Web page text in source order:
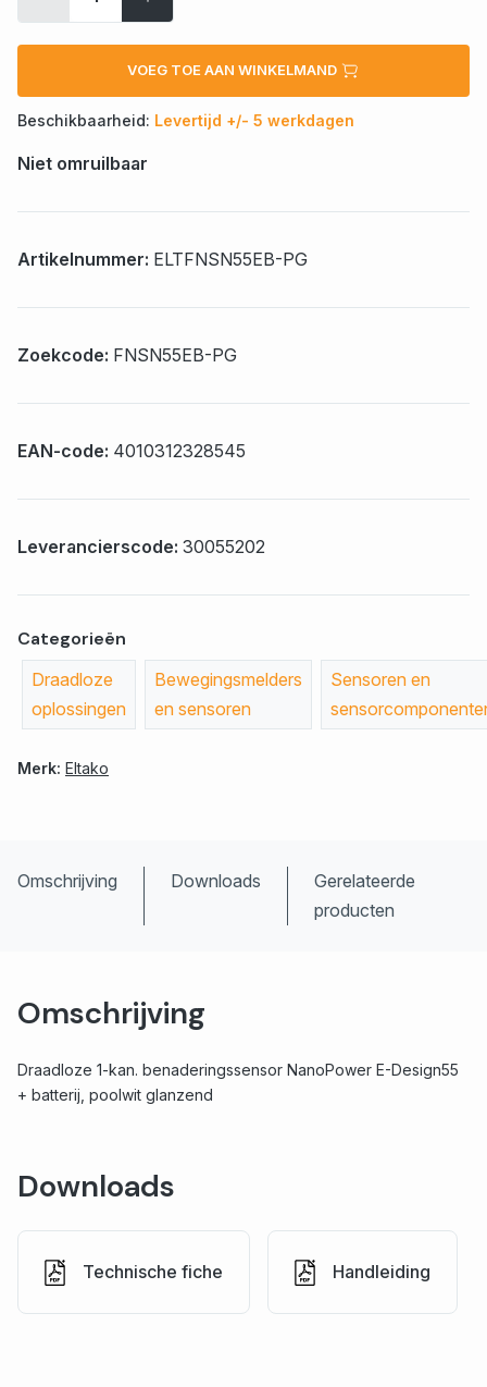
VOEG TOE AAN WINKELMAND
Beschikbaarheid: Levertijd +/- 5 werkdagen
Niet omruilbaar
Artikelnummer: ELTFNSN55EB-PG
Zoekcode: FNSN55EB-PG
EAN-code: 4010312328545
Leverancierscode: 30055202
Categorieën
Draadloze
oplossingen
Bewegingsmelders
en sensoren
Sensoren en
Merk: Eltako
Omschrijving Downloads
Gerelateerde
producten
Omschrijving
Draadloze 1-kan. benaderingssensor NanoPower E-Design55
+ batterij, poolwit glanzend
Downloads
Technische fiche Handleiding